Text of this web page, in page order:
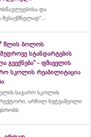
და
წლის ბოლოს
სტანდარტების
გვექნება“ - ფშაველის
სკოლის რეაბილიტაცია
საჯარო სკოლის
არჩილ ხუტუაშვილი